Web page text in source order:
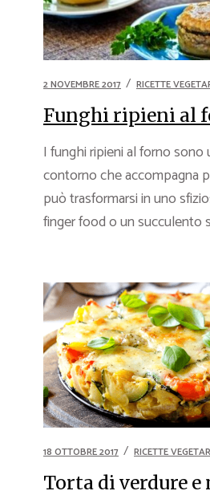
2 NOVEMBRE 2017 RICETTE
Funghi ripieni al
I funghi ripieni al forno sono
contorno che accompagna
può trasformarsi in uno
finger food o un succulento
18 OTTOBRE 2017 RICETTE
Torta di verdure